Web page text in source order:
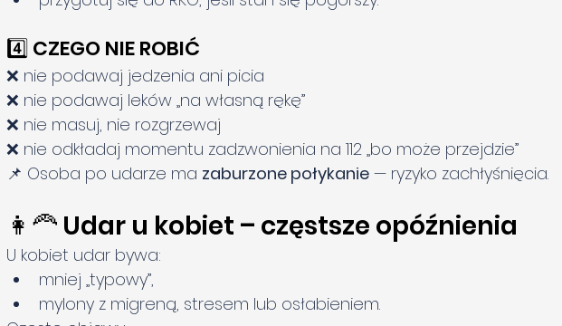
4️⃣ CZEGO NIE ROBIĆ
❌ nie podawaj jedzenia ani picia
❌ nie podawaj leków „na własną rękę”
❌ nie masuj, nie rozgrzewaj
❌ nie odkładaj momentu zadzwonienia na 112 „bo może przejdzie”
📌 Osoba po udarze ma zaburzone połykanie — ryzyko zachłyśnięcia.
👩‍🦰 Udar u kobiet – częstsze opóźnienia
U kobiet udar bywa:
mniej „typowy”,
mylony z migreną, stresem lub osłabieniem.